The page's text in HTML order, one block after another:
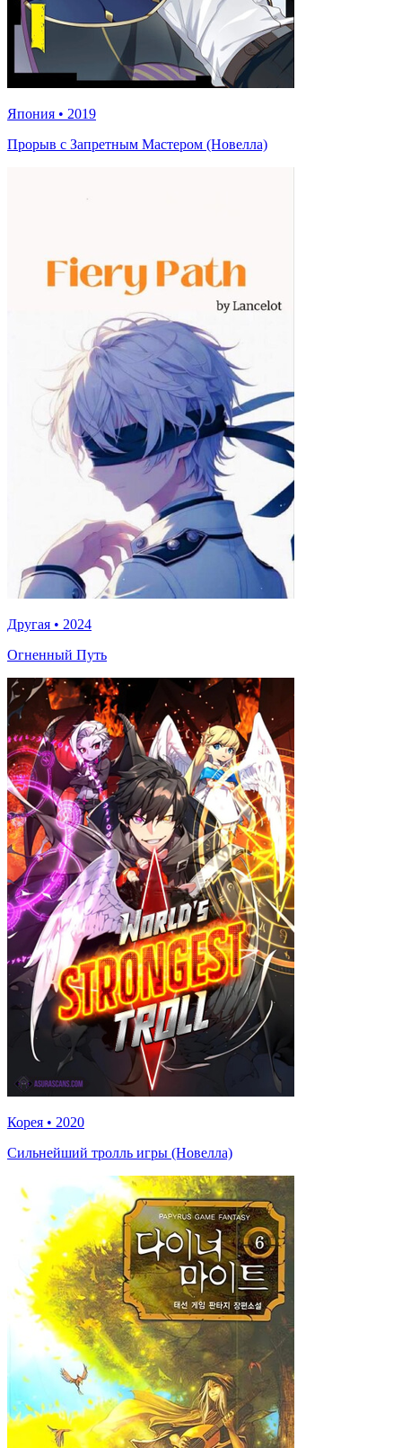
Япония • 2019
Прорыв с Запретным Мастером (Новелла)
Другая • 2024
Огненный Путь
Корея • 2020
Сильнейший тролль игры (Новелла)